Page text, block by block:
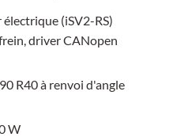
(iSV2-RS)
driver CANopen
R40 à renvoi d'angle
W